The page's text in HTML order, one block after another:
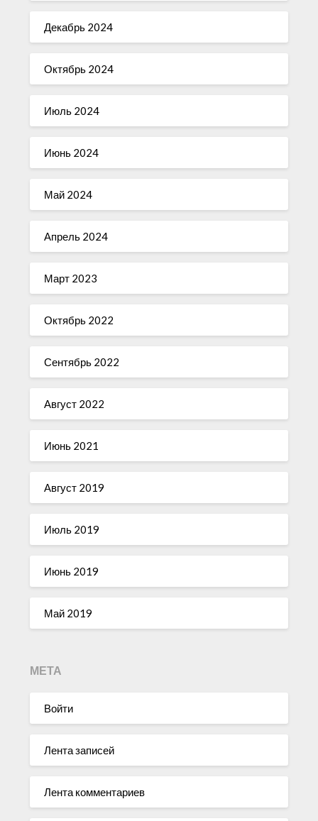
Декабрь 2024
Октябрь 2024
Июль 2024
Июнь 2024
Май 2024
Апрель 2024
Март 2023
Октябрь 2022
Сентябрь 2022
Август 2022
Июнь 2021
Август 2019
Июль 2019
Июнь 2019
Май 2019
МЕТА
Войти
Лента записей
Лента комментариев